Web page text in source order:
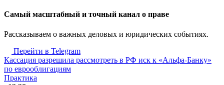
Cамый масштабный и точный канал о праве
Рассказываем о важных деловых и юридических событиях.
Перейти в Telegram
Кассация разрешила рассмотреть в РФ иск к «Альфа-Банку»
по еврооблигациям
Практика